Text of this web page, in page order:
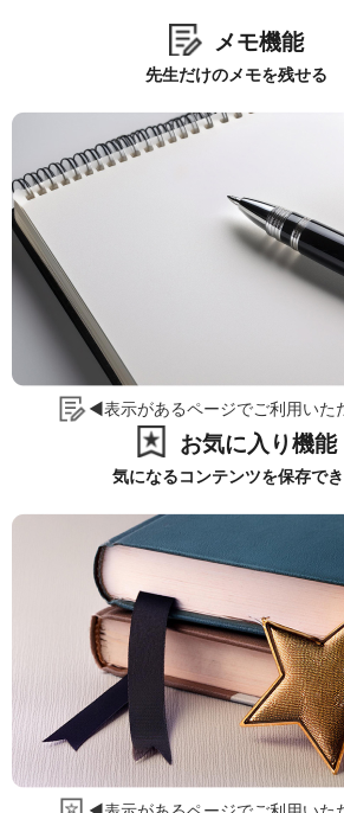
メモ機能
先生だけのメモを残せる
◀表示があるページでご利用いた
お気に入り機能
気になるコンテンツを保存で